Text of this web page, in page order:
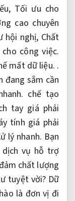
Tối ưu cho
cao chuyên
hội nghị, Chất
công việc.
mất dữ liệu. .
đang sắm cần
chế tạo
tay giá phải
tính giá phải
lý nhanh. Bạn
dịch vụ hỗ trợ
chất lượng
tuyệt vời? Dữ
là đơn vị đi